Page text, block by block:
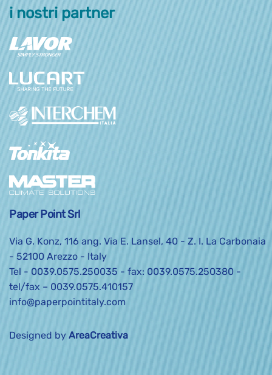
i nostri partner
Paper Point Srl
Via G. Konz, 116 ang. Via E. Lansel, 40 - Z. I. La Carbonaia
- 52100 Arezzo - Italy
Tel - 0039.0575.250035 - fax: 0039.0575.250380 -
tel/fax – 0039.0575.410157
info@paperpointitaly.com
Designed by AreaCreativa